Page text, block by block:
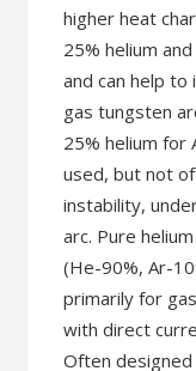
higher heat
25% helium
and can help to
gas tungsten
25% helium for
used, but not
instability,
arc. Pure
(He-90%, Ar-
primarily for
with direct
Often